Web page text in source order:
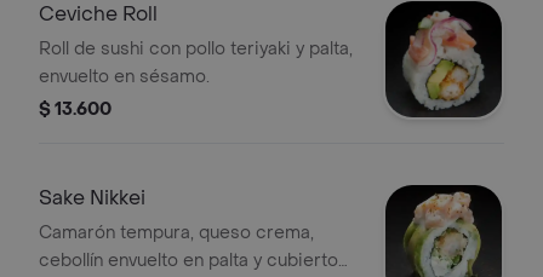
Ceviche Roll
Roll de sushi con pollo teriyaki y palta,
envuelto en sésamo.
$ 13.600
Sake Nikkei
Camarón tempura, queso crema,
cebollín envuelto en palta y cubierto